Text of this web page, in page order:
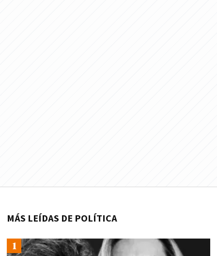
MÁS LEÍDAS DE POLÍTICA